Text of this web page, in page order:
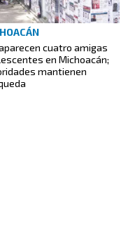
cuatro amigas
en Michoacán;
mantienen